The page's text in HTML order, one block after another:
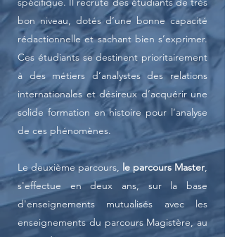
bon niveau, dotés d’une bonne capacité
rédactionnelle et sachant bien s’exprimer.
Ces étudiants se destinent prioritairement
à des métiers d’analystes des relations
internationales et désireux d’acquérir une
solide formation en histoire pour l’analyse
de ces phénomènes.
Le deuxième parcours, le parcours Master,
s'effectue en deux ans, sur la base
d'enseignements mutualisés avec les
enseignements du parcours Magistère, au